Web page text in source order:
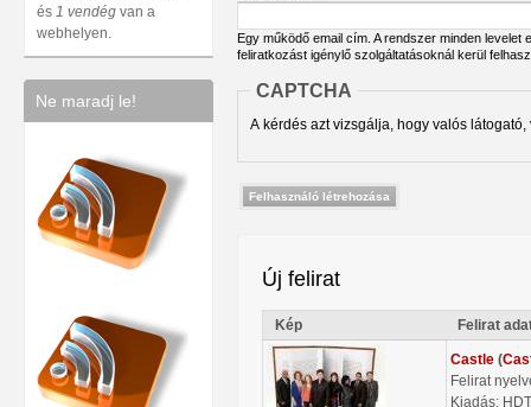
és 1 vendég van a
webhelyen.
Ne maradj le!
Egy működő email cím. A rendszer minden
feliratkozást igénylő szolgáltatásoknál kerül
CAPTCHA
A kérdés azt vizsgálja, hogy valós
Új felirat
Kép Felirat
Castle (
Felirat
Kiadás: